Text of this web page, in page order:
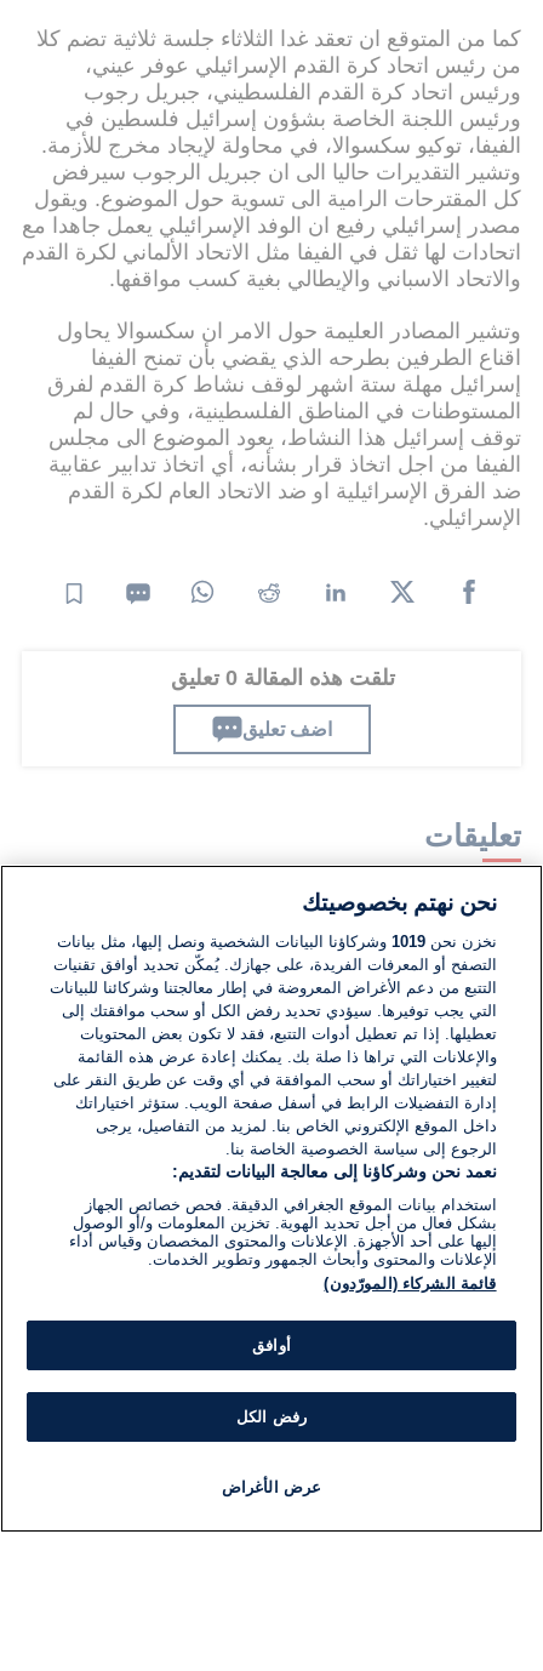
كما من المتوقع ان تعقد غدا الثلاثاء جلسة ثلاثية تضم كلا
من رئيس اتحاد كرة القدم الإسرائيلي عوفر عيني،
ورئيس اتحاد كرة القدم الفلسطيني، جبريل رجوب
ورئيس اللجنة الخاصة بشؤون إسرائيل فلسطين في
الفيفا، توكيو سكسوالا، في محاولة لإيجاد مخرج للأزمة.
وتشير التقديرات حاليا الى ان جبريل الرجوب سيرفض
كل المقترحات الرامية الى تسوية حول الموضوع. ويقول
مصدر إسرائيلي رفيع ان الوفد الإسرائيلي يعمل جاهدا مع
اتحادات لها ثقل في الفيفا مثل الاتحاد الألماني لكرة القدم
والاتحاد الاسباني والإيطالي بغية كسب مواقفها.
وتشير المصادر العليمة حول الامر ان سكسوالا يحاول
اقناع الطرفين بطرحه الذي يقضي بأن تمنح الفيفا
إسرائيل مهلة ستة اشهر لوقف نشاط كرة القدم لفرق
المستوطنات في المناطق الفلسطينية، وفي حال لم
توقف إسرائيل هذا النشاط، يعود الموضوع الى مجلس
الفيفا من اجل اتخاذ قرار بشأنه، أي اتخاذ تدابير عقابية
ضد الفرق الإسرائيلية او ضد الاتحاد العام لكرة القدم
الإسرائيلي.
تلقت هذه المقالة 0 تعليق
اضف تعليق
تعليقات
لا توجد تعليقات مكتوبة حتى الآن. كن الأول!
اكتب تعليقًا جديدًا ...
نحن نهتم بخصوصيتك
نخزن نحن1019 وشركاؤنا البيانات الشخصية ونصل إليها، مثل بيانات
التصفح أو المعرفات الفريدة، على جهازك. يُمكّن تحديد أوافق تقنيات
التتبع من دعم الأغراض المعروضة في إطار معالجتنا وشركائنا للبيانات
التي يجب توفيرها. سيؤدي تحديد رفض الكل أو سحب موافقتك إلى
تعطيلها. إذا تم تعطيل أدوات التتبع، فقد لا تكون بعض المحتويات
والإعلانات التي تراها ذا صلة بك. يمكنك إعادة عرض هذه القائمة
لتغيير اختياراتك أو سحب الموافقة في أي وقت عن طريق النقر على
إدارة التفضيلات الرابط في أسفل صفحة الويب. ستؤثر اختياراتك
داخل الموقع الإلكتروني الخاص بنا. لمزيد من التفاصيل، يرجى
الرجوع إلى سياسة الخصوصية الخاصة بنا.
نعمد نحن وشركاؤنا إلى معالجة البيانات لتقديم:
استخدام بيانات الموقع الجغرافي الدقيقة. فحص خصائص الجهاز
بشكل فعال من أجل تحديد الهوية. تخزين المعلومات و/أو الوصول
إليها على أحد الأجهزة. الإعلانات والمحتوى المخصصان وقياس أداء
الإعلانات والمحتوى وأبحاث الجمهور وتطوير الخدمات.
قائمة الشركاء (المورّدون)
أوافق
رفض الكل
عرض الأغراض